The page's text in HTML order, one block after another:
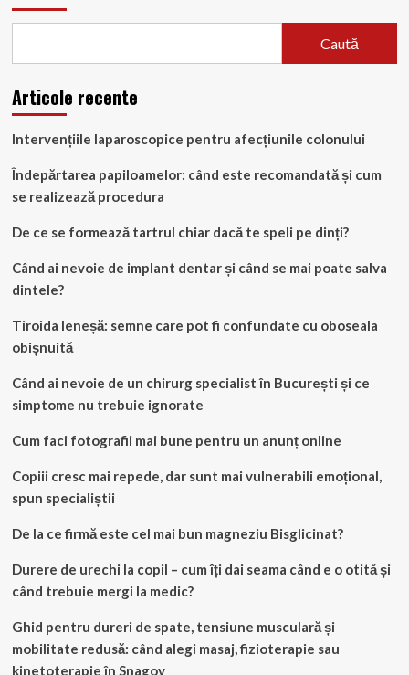
Caută
Articole recente
Intervențiile laparoscopice pentru afecțiunile colonului
Îndepărtarea papiloamelor: când este recomandată și cum
se realizează procedura
De ce se formează tartrul chiar dacă te speli pe dinți?
Când ai nevoie de implant dentar și când se mai poate salva
dintele?
Tiroida leneșă: semne care pot fi confundate cu oboseala
obișnuită
Când ai nevoie de un chirurg specialist în București și ce
simptome nu trebuie ignorate
Cum faci fotografii mai bune pentru un anunț online
Copiii cresc mai repede, dar sunt mai vulnerabili emoțional,
spun specialiștii
De la ce firmă este cel mai bun magneziu Bisglicinat?
Durere de urechi la copil – cum îți dai seama când e o otită și
când trebuie mergi la medic?
Ghid pentru dureri de spate, tensiune musculară și
mobilitate redusă: când alegi masaj, fizioterapie sau
kinetoterapie în Snagov